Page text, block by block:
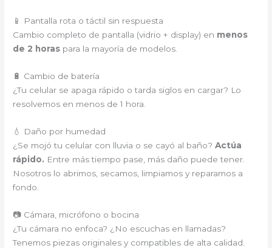
📱 Pantalla rota o táctil sin respuesta
Cambio completo de pantalla (vidrio + display) en menos
de 2 horas para la mayoría de modelos.
🔋 Cambio de batería
¿Tu celular se apaga rápido o tarda siglos en cargar? Lo
resolvemos en menos de 1 hora.
💧 Daño por humedad
¿Se mojó tu celular con lluvia o se cayó al baño?Actúa
rápido. Entre más tiempo pase, más daño puede tener.
Nosotros lo abrimos, secamos, limpiamos y reparamos a
fondo.
📷 Cámara, micrófono o bocina
¿Tu cámara no enfoca? ¿No escuchas en llamadas?
Tenemos piezas originales y compatibles de alta calidad.